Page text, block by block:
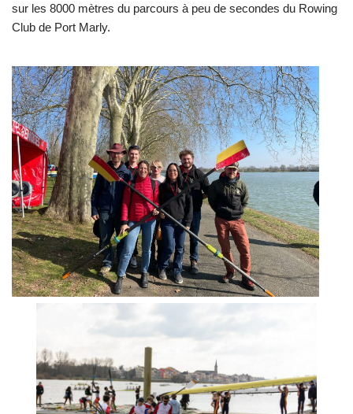
sur les 8000 mètres du parcours à peu de secondes du Rowing
Club de Port Marly.